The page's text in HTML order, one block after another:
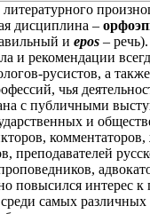
дисциплина –
и epos – речь).
и рекомендации
русистов, а также
чья
с публичными
и
преподавателей
повысился интерес к
самых различных